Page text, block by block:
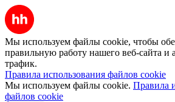
Мы используем файлы cookie, чтобы
правильную работу нашего веб-сайта и
трафик.
Правила использования файлов cookie
Мы используем файлы cookie. Правила
файлов cookie